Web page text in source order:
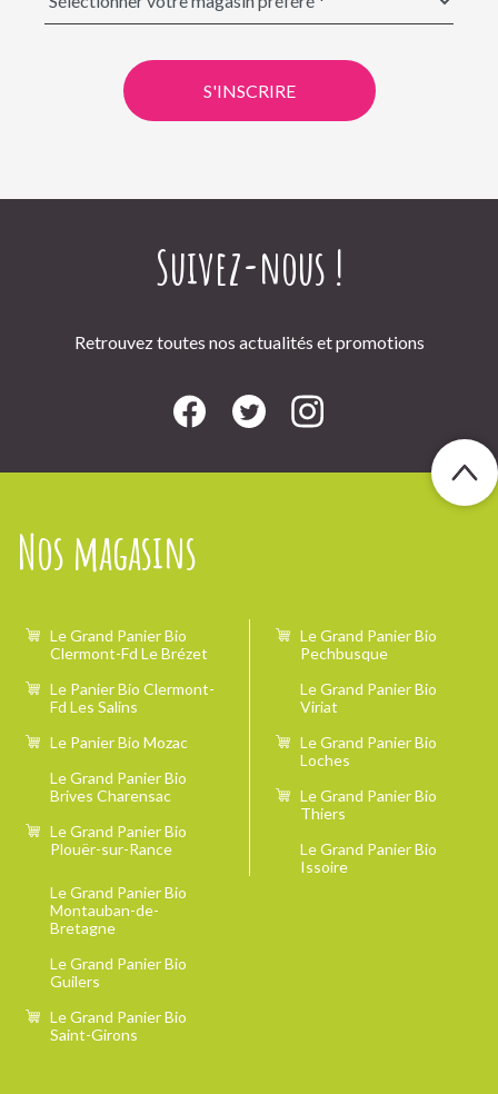
S'INSCRIRE
Suivez-nous !
Retrouvez toutes nos actualités et promotions
Nos magasins
Le Grand Panier Bio
Clermont-Fd Le Brézet
Le Panier Bio Clermont-
Fd Les Salins
Le Panier Bio Mozac
Le Grand Panier Bio
Brives Charensac
Le Grand Panier Bio
Plouër-sur-Rance
Le Grand Panier Bio
Pechbusque
Le Grand Panier Bio
Viriat
Le Grand Panier Bio
Loches
Le Grand Panier Bio
Thiers
Le Grand Panier Bio
Issoire
Le Grand Panier Bio
Montauban-de-
Bretagne
Le Grand Panier Bio
Guilers
Le Grand Panier Bio
Saint-Girons